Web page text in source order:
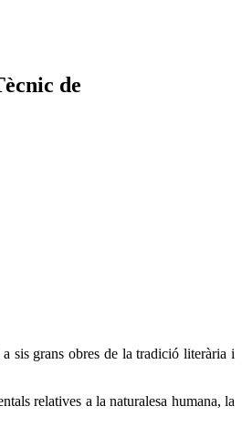
de
sis grans obres de la tradició literària i
relatives a la naturalesa humana, la